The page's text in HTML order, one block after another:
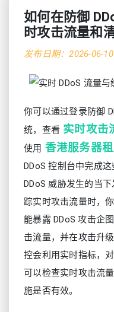
如何在防御
时攻击流量和
发布日期：2026-06-10
你可以通过登录防御
统，查看 实时攻击
使用 香港服务器租
DDoS 控制台中完成
DDoS 威胁发生的当
踪实时攻击流量时，
能暴露 DDoS 攻击企
击流量，并在攻击升
控会利用实时指标，
可以检查实时攻击流
施是否有效。